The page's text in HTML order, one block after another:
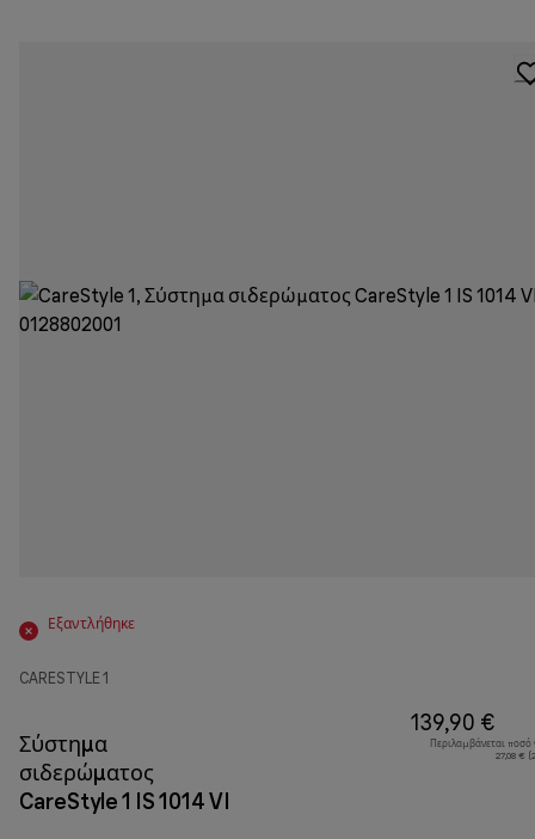
Εξαντλήθηκε
CARESTYLE 1
Σύστημα
σιδερώματος
CareStyle 1 IS 1014 VI
139,90 €
Περιλαμβάνεται
27,08 €